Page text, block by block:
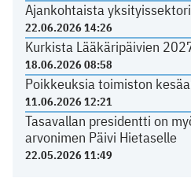
Ajankohtaista
22.06.2026 14:26
Kurkista Lääkäripäivien
18.06.2026 08:58
Poikkeuksia toimiston
11.06.2026 12:21
Tasavallan presidentti on
arvonimen Päivi Hietaselle
22.05.2026 11:49